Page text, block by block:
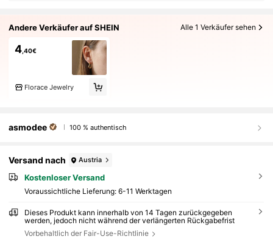
Andere Verkäufer auf SHEIN Alle 1 Verkäufer sehen
4,40€
Florace Jewelry
asmodee 100 % authentisch
Versand nach Austria
Kostenloser Versand
Voraussichtliche Lieferung: 6-11 Werktagen
Dieses Produkt kann innerhalb von 14 Tagen zurückgegeben
werden, jedoch nicht während der verlängerten Rückgabefrist
Vorbehaltlich der Fair-Use-Richtlinie